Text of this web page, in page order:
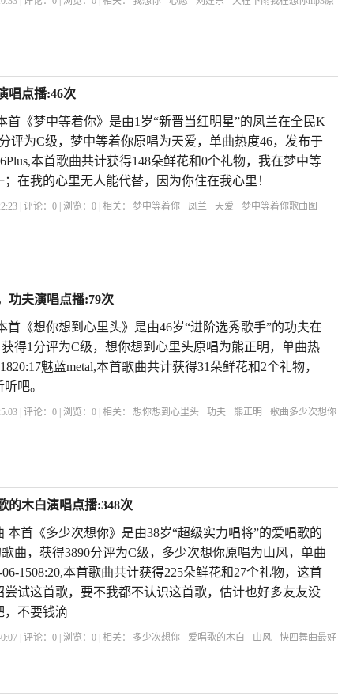
唱点播:46次
首《梦中等着你》是由1岁“新晋当红明星”的凤兰在全民K
评为C级，梦中等着你原唱为天爱，单曲热度46，发布于
本首歌曲共计获得148朵鲜花和0个礼物，我在梦中等
在我的心里无人能代替，因为你住在我心里！
| 评论：0 | 浏览：0 | 相关： 梦中等着你 凤兰 天爱
梦中等着你歌曲图
功夫演唱点播:79次
首《想你想到心里头》是由46岁“进阶选秀歌手”的功夫在
得1分评为C级，想你想到心里头原唱为熊正明，单曲热
魅蓝metal,本首歌曲共计获得31朵鲜花和2个礼物，
吧。
| 评论：0 | 浏览：0 | 相关： 想你想到心里头 功夫 熊正明
歌曲多少次想你
的木白演唱点播:348次
本首《多少次想你》是由38岁“超级实力唱将”的爱唱歌的
曲，获得3890分评为C级，多少次想你原唱为山风，单曲
1508:20,本首歌曲共计获得225朵鲜花和27个礼物，这首
试这首歌，要不我都不认识这首歌，估计也好多友友没
，不要钱滴
| 评论：0 | 浏览：0 | 相关： 多少次想你 爱唱歌的木白 山风
快四舞曲最好